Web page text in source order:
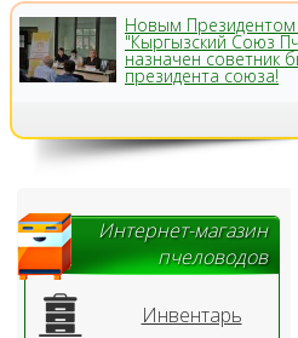
Новым
"Кыргызский Союз
назначен советник
президента союза!
Интернет-магазин
пчеловодов
Инвентарь